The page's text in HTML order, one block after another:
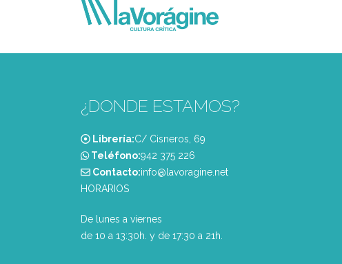
¿DONDE ESTAMOS?
Librería:C/ Cisneros, 69
Teléfono:‭942 375 226‬
Contacto:info@lavoragine.net
HORARIOS
De lunes a viernes
de 10 a 13:30h. y de 17:30 a 21h.